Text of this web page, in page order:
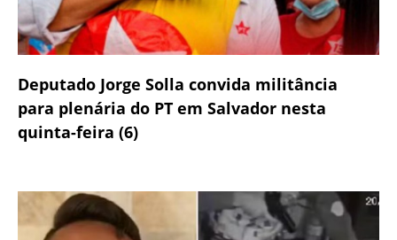
Deputado Jorge Solla convida militância
para plenária do PT em Salvador nesta
quinta-feira (6)